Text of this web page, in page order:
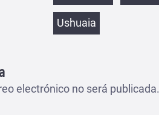
Ushuaia
electrónico no será publicada.